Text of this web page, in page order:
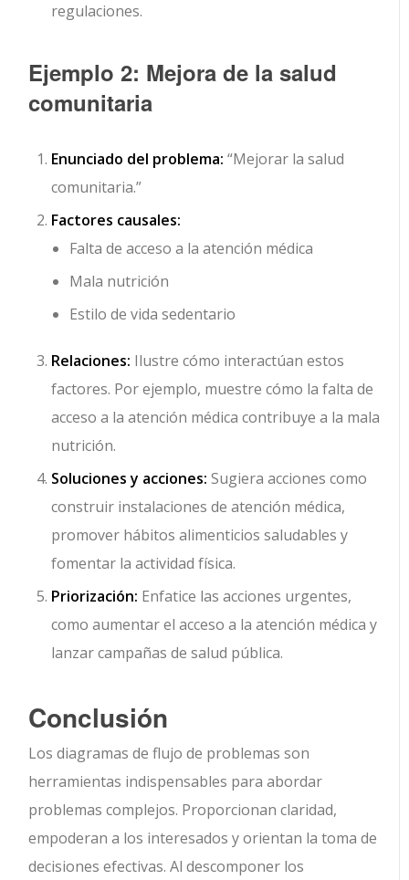
regulaciones.
Ejemplo 2: Mejora de la salud
comunitaria
Enunciado del problema: “Mejorar la salud
comunitaria.”
Factores causales:
Falta de acceso a la atención médica
Mala nutrición
Estilo de vida sedentario
Relaciones: Ilustre cómo interactúan estos
factores. Por ejemplo, muestre cómo la falta de
acceso a la atención médica contribuye a la mala
nutrición.
Soluciones y acciones: Sugiera acciones como
construir instalaciones de atención médica,
promover hábitos alimenticios saludables y
fomentar la actividad física.
Priorización: Enfatice las acciones urgentes,
como aumentar el acceso a la atención médica y
lanzar campañas de salud pública.
Conclusión
Los diagramas de flujo de problemas son
herramientas indispensables para abordar
problemas complejos. Proporcionan claridad,
empoderan a los interesados y orientan la toma de
decisiones efectivas. Al descomponer los